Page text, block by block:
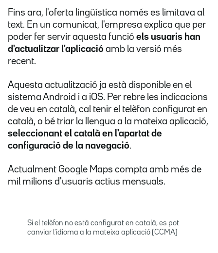
Fins ara, l'oferta lingüística només es limitava al
text. En un comunicat, l'empresa explica que per
poder fer servir aquesta funció els usuaris han
d'actualitzar l'aplicació amb la versió més
recent.
Aquesta actualització ja està disponible en el
sistema Android i a iOS. Per rebre les indicacions
de veu en català, cal tenir el telèfon configurat en
català, o bé triar la llengua a la mateixa aplicació,
seleccionant el català en l'apartat de
configuració de la navegació.
Actualment Google Maps compta amb més de
mil milions d'usuaris actius mensuals.
Si el telèfon no està configurat en català, es pot
canviar l'idioma a la mateixa aplicació (CCMA)